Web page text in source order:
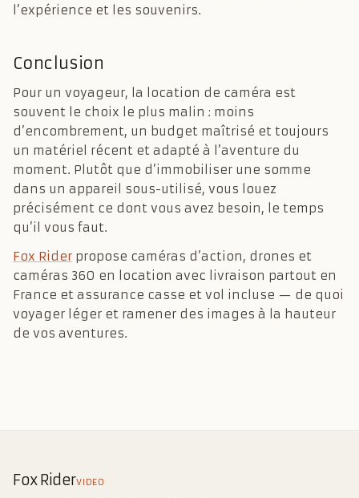
l’expérience et les souvenirs.
Conclusion
Pour un voyageur, la location de caméra est
souvent le choix le plus malin : moins
d’encombrement, un budget maîtrisé et toujours
un matériel récent et adapté à l’aventure du
moment. Plutôt que d’immobiliser une somme
dans un appareil sous-utilisé, vous louez
précisément ce dont vous avez besoin, le temps
qu’il vous faut.
Fox Rider propose caméras d’action, drones et
caméras 360 en location avec livraison partout en
France et assurance casse et vol incluse — de quoi
voyager léger et ramener des images à la hauteur
de vos aventures.
Fox RiderVIDEO